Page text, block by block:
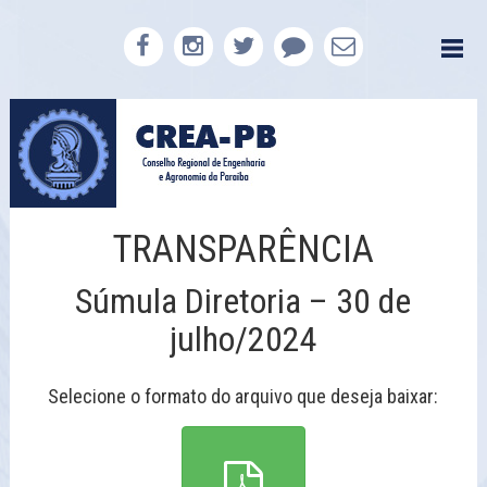
TRANSPARÊNCIA
Súmula Diretoria – 30 de
julho/2024
Selecione o formato do arquivo que deseja baixar: